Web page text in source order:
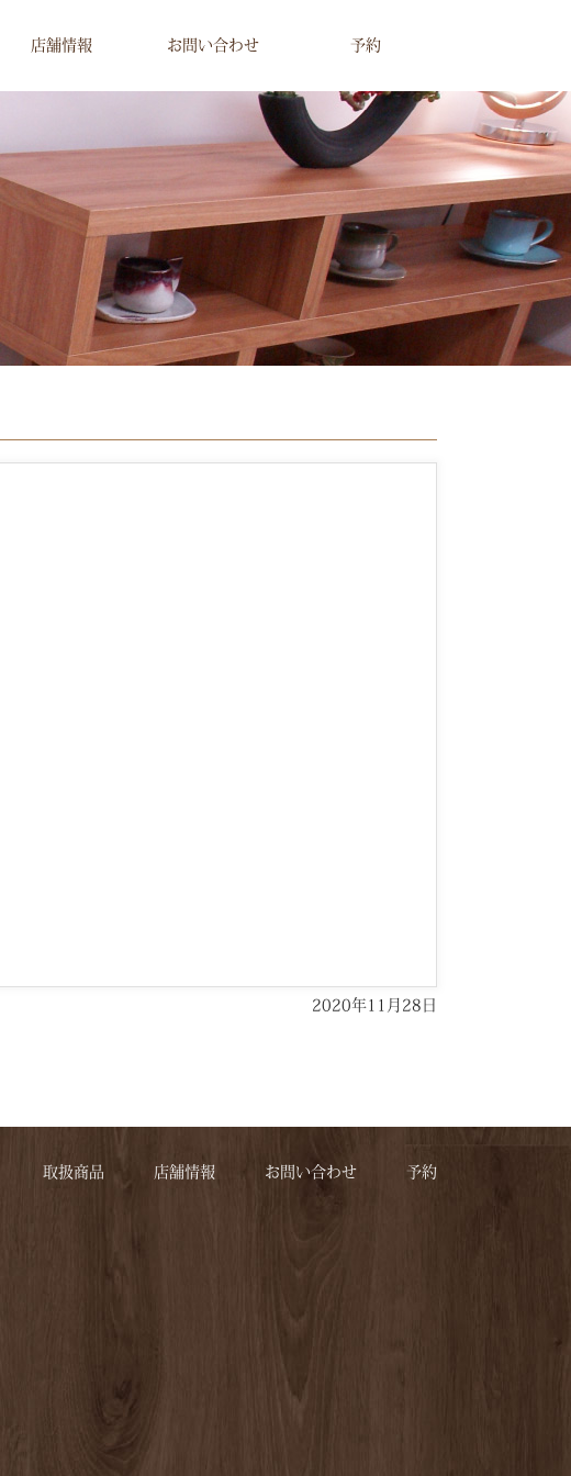
店舗情報 お問い合わせ 予約
2020年11月28日
取扱商品 店舗情報 お問い合わせ 予約